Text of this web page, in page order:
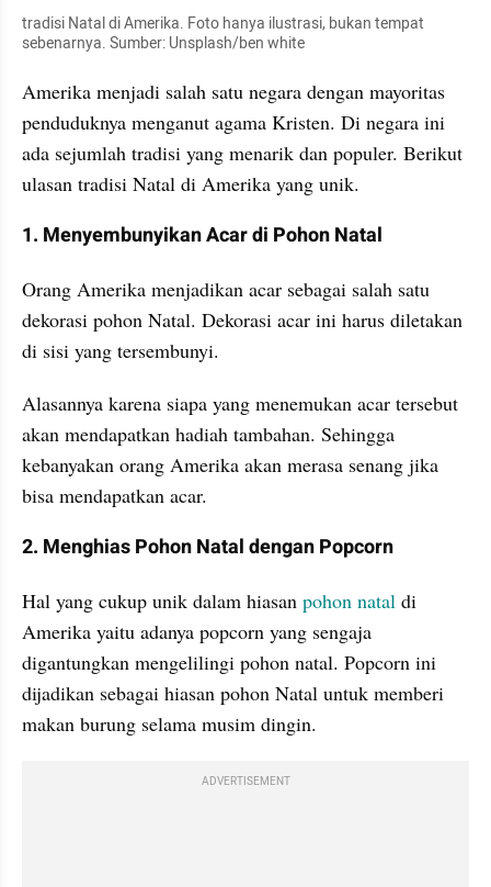
tradisi Natal di Amerika. Foto hanya ilustrasi, bukan tempat
sebenarnya. Sumber: Unsplash/ben white
Amerika menjadi salah satu negara dengan mayoritas
penduduknya menganut agama Kristen. Di negara ini
ada sejumlah tradisi yang menarik dan populer. Berikut
ulasan tradisi Natal di Amerika yang unik.
1. Menyembunyikan Acar di Pohon Natal
Orang Amerika menjadikan acar sebagai salah satu
dekorasi pohon Natal. Dekorasi acar ini harus diletakan
di sisi yang tersembunyi.
Alasannya karena siapa yang menemukan acar tersebut
akan mendapatkan hadiah tambahan. Sehingga
kebanyakan orang Amerika akan merasa senang jika
bisa mendapatkan acar.
2. Menghias Pohon Natal dengan Popcorn
Hal yang cukup unik dalam hiasan pohon natal di
Amerika yaitu adanya popcorn yang sengaja
digantungkan mengelilingi pohon natal. Popcorn ini
dijadikan sebagai hiasan pohon Natal untuk memberi
makan burung selama musim dingin.
ADVERTISEMENT